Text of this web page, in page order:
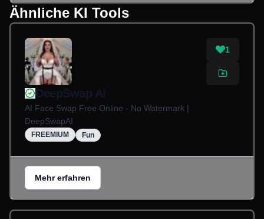
Ähnliche KI Tools
1
DeepSwap AI
AI Face Swap Free Online - No Watermark |
DeepSwapAI
FREEMIUM Fun
Mehr erfahren